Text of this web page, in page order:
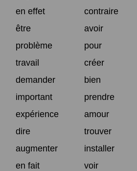
en effet
contraire
être
avoir
problème
pour
travail
créer
demander
bien
important
prendre
expérience
amour
dire
trouver
augmenter
installer
en fait
voir